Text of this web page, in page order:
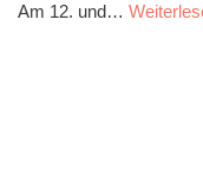
Am 12. und…